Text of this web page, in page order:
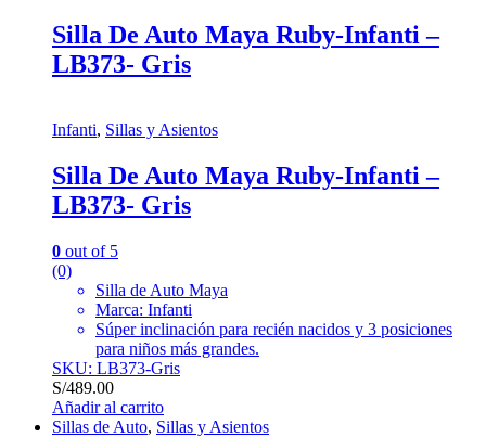
Silla De Auto Maya Ruby-Infanti –
LB373- Gris
Infanti, Sillas y Asientos
Silla De Auto Maya Ruby-Infanti –
LB373- Gris
0 out of 5
(0)
Silla de Auto Maya
Marca: Infanti
Súper inclinación para recién nacidos y 3 posiciones
para niños más grandes.
SKU: LB373-Gris
S/489.00
Añadir al carrito
Sillas de Auto, Sillas y Asientos